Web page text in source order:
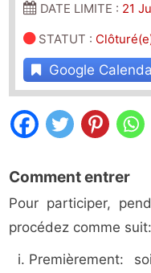
DATE LIMITE : 21
STATUT :
Google
Comment entrer
Pour participer,
procédez comme suit:
Premièrement: